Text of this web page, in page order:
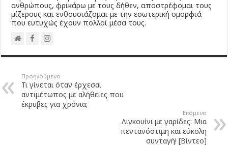
ανθρώπους, φρικάρω με τους δήθεν, αποστρέφομαι τους
μίζερους και ενθουσιάζομαι με την εσωτερική ομορφιά
που ευτυχώς έχουν πολλοί μέσα τους.
Προηγούμενο
Τι γίνεται όταν έρχεσαι
αντιμέτωπος με αλήθειες που
έκρυβες για χρόνια;
Επόμενο
Λιγκουίνι με γαρίδες: Μια
πεντανόστιμη και εύκολη
συνταγή! [Βίντεο]